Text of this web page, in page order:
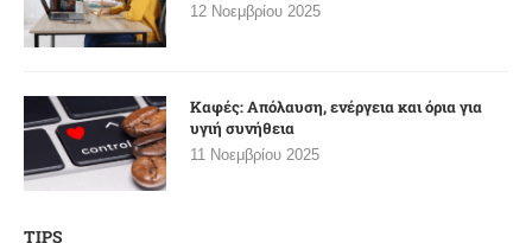
12 Νοεμβρίου 2025
Καφές: Απόλαυση, ενέργεια και όρια για
υγιή συνήθεια
11 Νοεμβρίου 2025
TIPS